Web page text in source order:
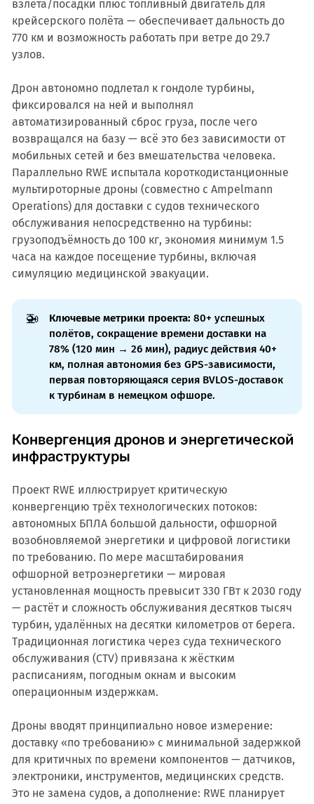
взлёта/посадки плюс топливный двигатель для
крейсерского полёта — обеспечивает дальность до
770 км и возможность работать при ветре до 29.7
узлов.
Дрон автономно подлетал к гондоле турбины,
фиксировался на ней и выполнял
автоматизированный сброс груза, после чего
возвращался на базу — всё это без зависимости от
мобильных сетей и без вмешательства человека.
Параллельно RWE испытала короткодистанционные
мультироторные дроны (совместно с Ampelmann
Operations) для доставки с судов технического
обслуживания непосредственно на турбины:
грузоподъёмность до 100 кг, экономия минимум 1.5
часа на каждое посещение турбины, включая
симуляцию медицинской эвакуации.
🚁 Ключевые метрики проекта: 80+ успешных
полётов, сокращение времени доставки на
78% (120 мин → 26 мин), радиус действия 40+
км, полная автономия без GPS-зависимости,
первая повторяющаяся серия BVLOS-доставок
к турбинам в немецком офшоре.
Конвергенция дронов и энергетической
инфраструктуры
Проект RWE иллюстрирует критическую
конвергенцию трёх технологических потоков:
автономных БПЛА большой дальности, офшорной
возобновляемой энергетики и цифровой логистики
по требованию. По мере масштабирования
офшорной ветроэнергетики — мировая
установленная мощность превысит 330 ГВт к 2030 году
— растёт и сложность обслуживания десятков тысяч
турбин, удалённых на десятки километров от берега.
Традиционная логистика через суда технического
обслуживания (CTV) привязана к жёстким
расписаниям, погодным окнам и высоким
операционным издержкам.
Дроны вводят принципиально новое измерение:
доставку «по требованию» с минимальной задержкой
для критичных по времени компонентов — датчиков,
электроники, инструментов, медицинских средств.
Это не замена судов, а дополнение: RWE планирует